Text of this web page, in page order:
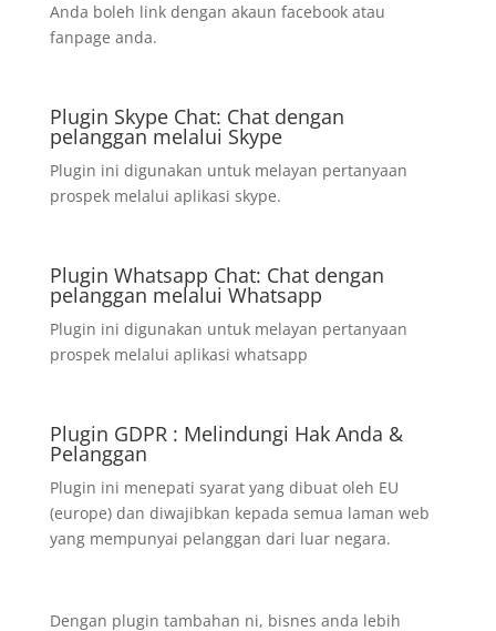
Anda boleh link dengan akaun facebook atau
fanpage anda.
Plugin Skype Chat: Chat dengan
pelanggan melalui Skype
Plugin ini digunakan untuk melayan pertanyaan
prospek melalui aplikasi skype.
Plugin Whatsapp Chat: Chat dengan
pelanggan melalui Whatsapp
Plugin ini digunakan untuk melayan pertanyaan
prospek melalui aplikasi whatsapp
Plugin GDPR : Melindungi Hak Anda &
Pelanggan
Plugin ini menepati syarat yang dibuat oleh EU
(europe) dan diwajibkan kepada semua laman web
yang mempunyai pelanggan dari luar negara.
Dengan plugin tambahan ni, bisnes anda lebih